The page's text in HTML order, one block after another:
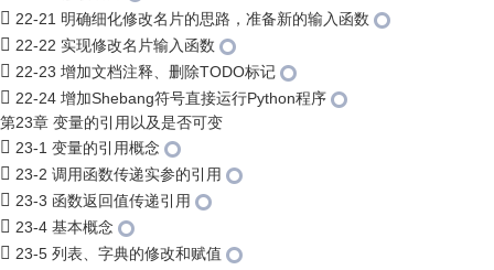
22-21 明确细化修改名片的思路，准备新的输入函数
22-22 实现修改名片输入函数
22-23 增加文档注释、删除TODO标记
22-24 增加Shebang符号直接运行Python程序
第23章 变量的引用以及是否可变
23-1 变量的引用概念
23-2 调用函数传递实参的引用
23-3 函数返回值传递引用
23-4 基本概念
23-5 列表、字典的修改和赋值